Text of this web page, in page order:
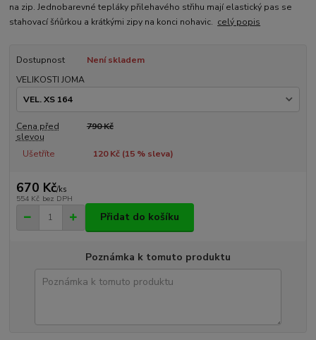
na zip. Jednobarevné tepláky přilehavého střihu mají elastický pas se
stahovací šńůrkou a krátkými zipy na konci nohavic. celý popis
Dostupnost
Není skladem
VELIKOSTI JOMA
Cena před
slevou
790 Kč
Ušetříte 120 Kč (15% sleva)
670 Kč/ks
554 Kč bez DPH
Přidat do košíku
Poznámka k tomuto produktu